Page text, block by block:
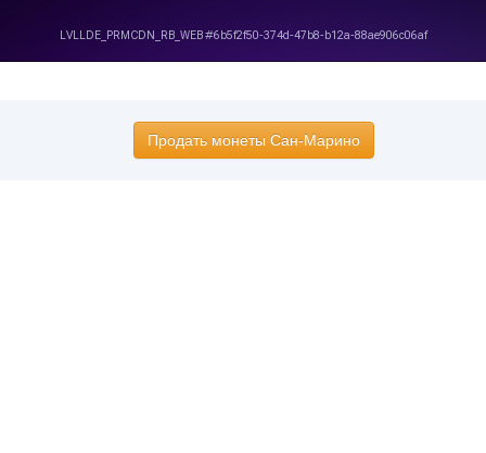
Продать монеты Сан-Марино